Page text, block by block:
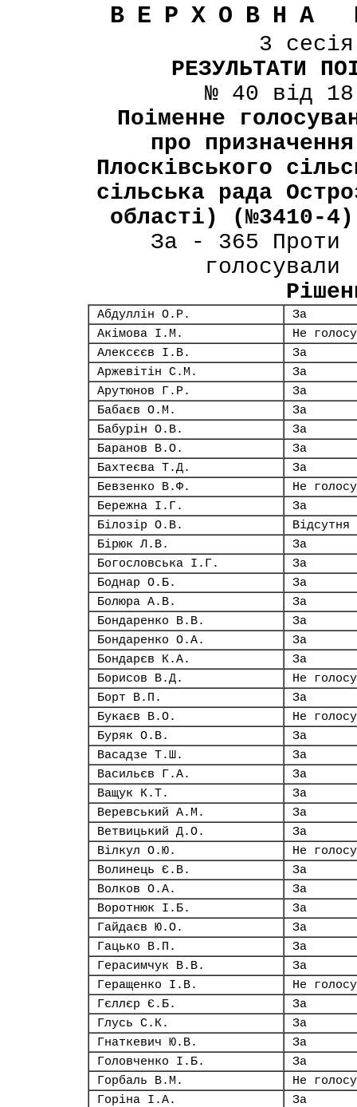
ВЕРХОВНА
3
РЕЗУЛЬТАТИ
№ 40 від
Поіменне
про
Плосківського
сільська рада
області) (№3410-
За - 365 Проти
Абдуллін О.Р.
За
Акімова І.М.
Не
Алексєєв І.В.
За
Аржевітін С.М.
За
Арутюнов Г.Р.
За
Бабаєв О.М.
За
Бабурін О.В.
За
Баранов В.О.
За
Бахтеєва Т.Д.
За
Бевзенко В.Ф.
Не
Бережна І.Г.
За
Білозір О.В.
Відсутня
Бірюк Л.В.
За
Богословська І.Г.
За
Боднар О.Б.
За
Болюра А.В.
За
Бондаренко В.В.
За
Бондаренко О.А.
За
Бондарєв К.А.
За
Борисов В.Д.
Не
Борт В.П.
За
Букаєв В.О.
Не
Буряк О.В.
За
Васадзе Т.Ш.
За
Васильєв Г.А.
За
Ващук К.Т.
За
Веревський А.М.
За
Ветвицький Д.О.
За
Вілкул О.Ю.
Не
Волинець Є.В.
За
Волков О.А.
За
Воротнюк І.Б.
За
Гайдаєв Ю.О.
За
Гацько В.П.
За
Герасимчук В.В.
За
Геращенко І.В.
Не
Гєллєр Є.Б.
За
Глусь С.К.
За
Гнаткевич Ю.В.
За
Головченко І.Б.
За
Горбаль В.М.
Не
Горіна І.А.
За